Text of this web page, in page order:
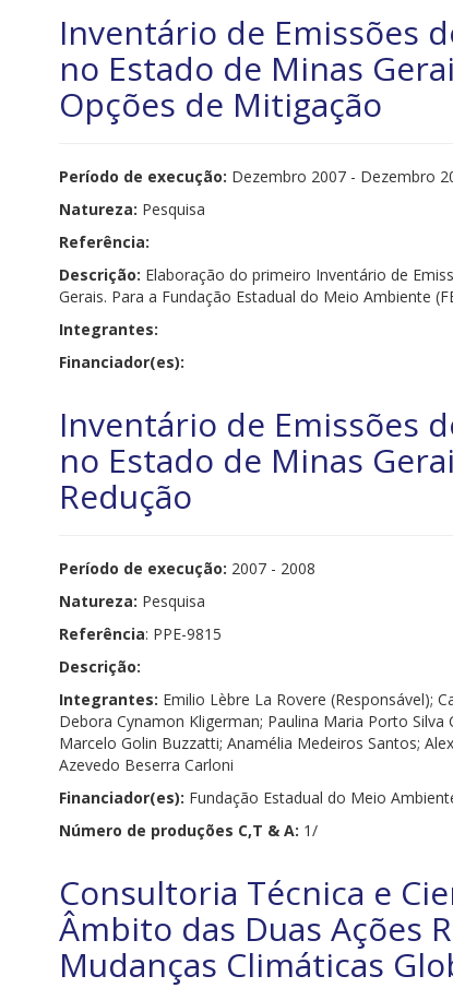
Inventário de Emissões
no Estado de Minas
Opções de Mitigação
Período de execução: Dezembro 2007 - Dezembro
Natureza: Pesquisa
Referência:
Descrição: Elaboração do primeiro Inventário de
Gerais. Para a Fundação Estadual do Meio Ambiente
Integrantes:
Financiador(es):
Inventário de Emissões
no Estado de Minas
Redução
Período de execução: 2007 - 2008
Natureza: Pesquisa
Referência: PPE-9815
Descrição:
Integrantes: Emilio Lèbre La Rovere (Responsável);
Debora Cynamon Kligerman; Paulina Maria Porto
Marcelo Golin Buzzatti; Anamélia Medeiros Santos;
Azevedo Beserra Carloni
Financiador(es): Fundação Estadual do Meio
Número de produções C,T & A: 1/
Consultoria Técnica e
Âmbito das Duas Ações
Mudanças Climáticas